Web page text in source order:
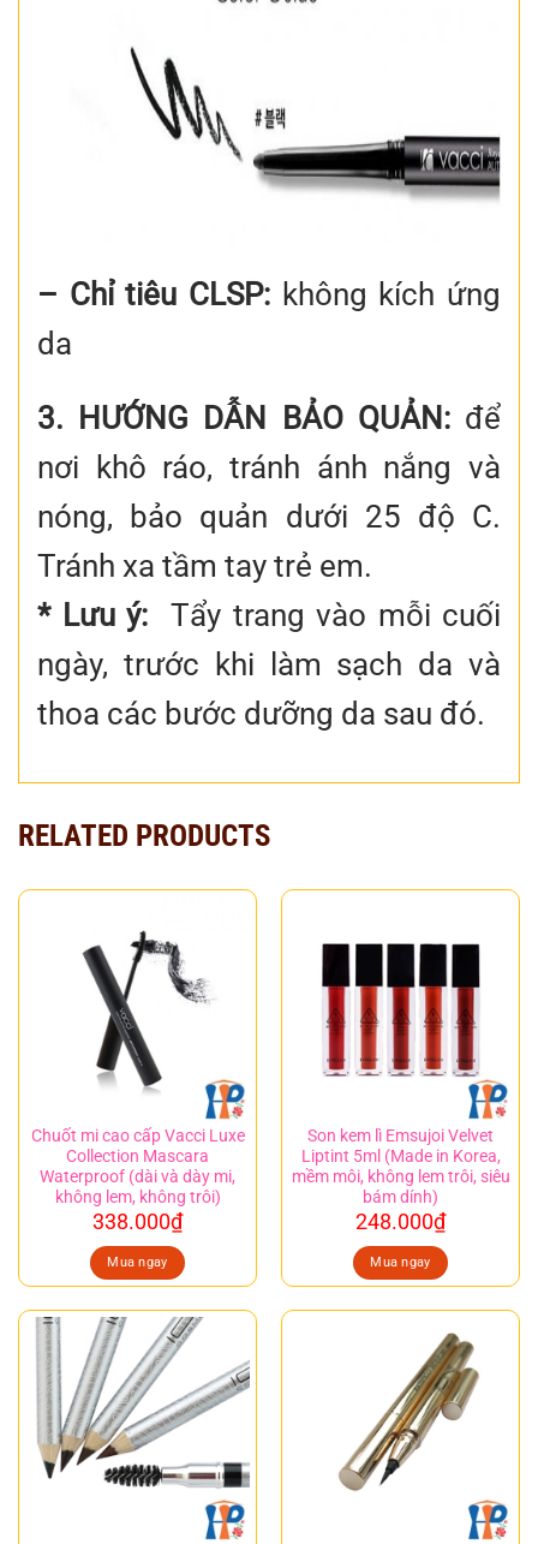
– Chỉ tiêu CLSP: không kích ứng
da
3. HƯỚNG DẪN BẢO QUẢN:để
nơi khô ráo, tránh ánh nắng và
nóng, bảo quản dưới 25 độ C.
Tránh xa tầm tay trẻ em.
* Lưu ý: Tẩy trang vào mỗi cuối
ngày, trước khi làm sạch da và
thoa các bước dưỡng da sau đó.
RELATED PRODUCTS
Chuốt mi cao cấp Vacci Luxe
Collection Mascara
Waterproof (dài và dày mi,
không lem, không trôi)
338.000₫
Mua ngay
Son kem lì Emsujoi Velvet
Liptint 5ml (Made in Korea,
mềm môi, không lem trôi, siêu
bám dính)
248.000₫
Mua ngay